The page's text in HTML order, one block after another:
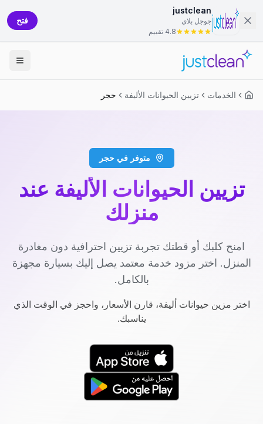
justclean
جوجل بلاي
4.8 تقييم
فتح
الخدمات تزيين الحيوانات الأليفة حجر
متوفر في حجر
تزيين الحيوانات الأليفة عند
منزلك
امنح كلبك أو قطتك تجربة تزيين احترافية دون مغادرة
المنزل. اختر مزود خدمة معتمد يصل إليك بسيارة مجهزة
بالكامل.
اختر مزين حيوانات أليفة، قارن الأسعار، واحجز في الوقت الذي
يناسبك.